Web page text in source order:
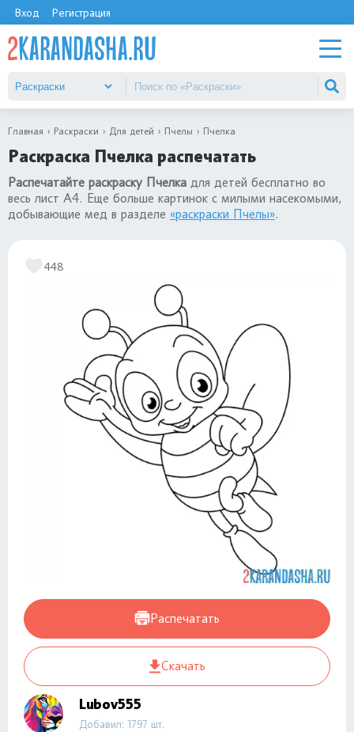
Вход Регистрация
Главная Раскраски Для детей Пчелы Пчелка
Раскраска Пчелка распечатать
Распечатайте раскраску Пчелка для детей бесплатно во
весь лист А4. Еще больше картинок с милыми насекомыми,
добывающие мед в разделе «раскраски Пчелы».
448
Распечатать
Скачать
Lubov555
Добавил: 1797 шт.